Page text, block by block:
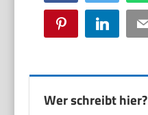
Pinterest LinkedIn
Wer schreibt hier?